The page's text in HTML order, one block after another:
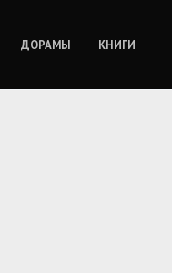
ДОРАМЫ КНИГИ